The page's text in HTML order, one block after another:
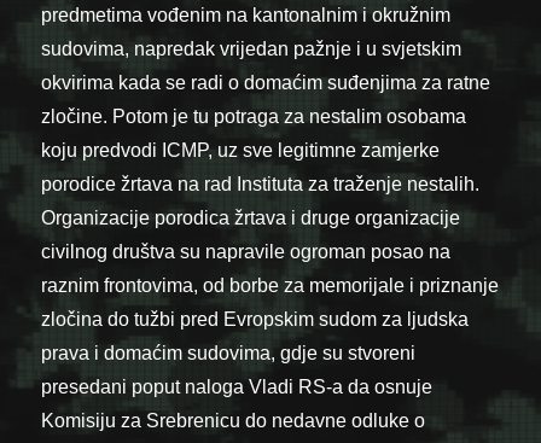
predmetima vođenim na kantonalnim i okružnim
sudovima, napredak vrijedan pažnje i u svjetskim
okvirima kada se radi o domaćim suđenjima za ratne
zločine. Potom je tu potraga za nestalim osobama
koju predvodi ICMP, uz sve legitimne zamjerke
porodice žrtava na rad Instituta za traženje nestalih.
Organizacije porodica žrtava i druge organizacije
civilnog društva su napravile ogroman posao na
raznim frontovima, od borbe za memorijale i priznanje
zločina do tužbi pred Evropskim sudom za ljudska
prava i domaćim sudovima, gdje su stvoreni
presedani poput naloga Vladi RS-a da osnuje
Komisiju za Srebrenicu do nedavne odluke o